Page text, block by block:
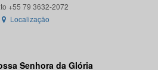
Localização
Senhora da Glória